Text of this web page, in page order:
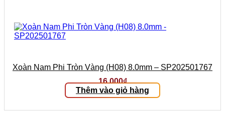
Xoàn Nam Phi Tròn Vàng (H08) 8.0mm – SP202501767
16.000₫
Thêm vào giỏ hàng